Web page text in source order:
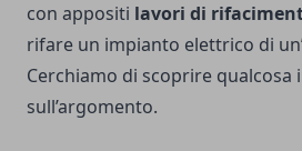
con appositi lavori di
rifare un impianto elettrico di
Cerchiamo di scoprire qualcosa
sull’argomento.